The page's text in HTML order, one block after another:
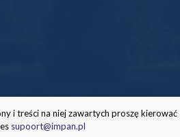
i treści na niej zawartych proszę kierować
supoort@impan.pl